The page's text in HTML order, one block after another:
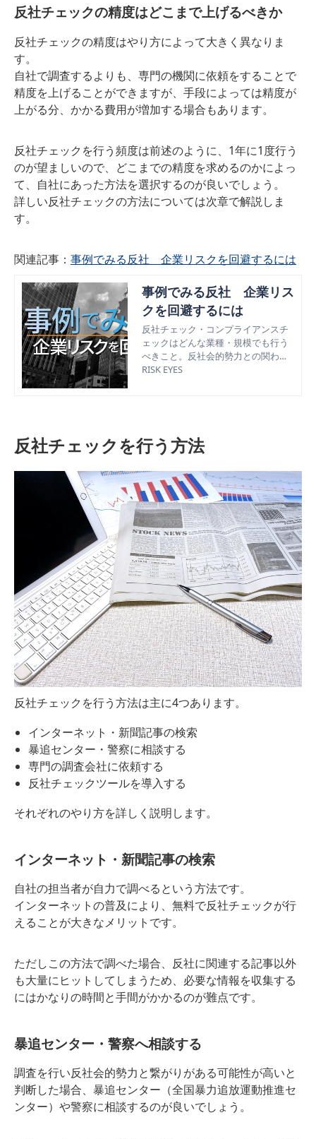
す。 今回は反社会的勢力の見極め方
や企業へ近づく手口について解説し
ます。 どんな反社排除の対策を講じ
ても、専門機関でなければ反社を10
極めポイントを知っておくことでリ
スク検知がしやすくなります。 「な
んか怪しいな！」と気が付けるよ
う、疑いを持つべきポイントを押さ
反社チェックの精度はどこまで上げるべきか
反社チェックの精度はやり方によって大きく異なりま
す。
自社で調査するよりも、専門の機関に依頼をすることで
精度を上げることができますが、手段によっては精度が
上がる分、かかる費用が増加する場合もあります。
反社チェックを行う頻度は前述のように、1年に1度行う
のが望ましいので、どこまでの精度を求めるのかによっ
て、自社にあった方法を選択するのが良いでしょう。
詳しい反社チェックの方法については次章で解説しま
す。
関連記事： 事例でみる反社 企業リスクを回避するには
事例でみる反社 企業リス
クを回避するには
反社チェック・コンプライアンスチ
ェックはどんな業種・規模でも行う
べきこと。反社会的勢力との関わり
が露見すると、最終的には倒産に繋
RISK EYES
反社チェックを行う方法
反社チェックを行う方法は主に4つあります。
インターネット・新聞記事の検索
暴追センター・警察に相談する
専門の調査会社に依頼する
反社チェックツールを導入する
それぞれのやり方を詳しく説明します。
インターネット・新聞記事の検索
自社の担当者が自力で調べるという方法です。
インターネットの普及により、無料で反社チェックが行
えることが大きなメリットです。
ただしこの方法で調べた場合、反社に関連する記事以外
も大量にヒットしてしまうため、必要な情報を収集する
にはかなりの時間と手間がかかるのが難点です。
暴追センター・警察へ相談する
調査を行い反社会的勢力と繋がりがある可能性が高いと
判断した場合、暴追センター（全国暴力追放運動推進セ
ンター）や警察に相談するのが良いでしょう。